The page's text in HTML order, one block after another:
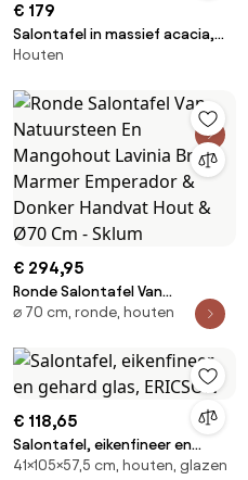
€ 179
Salontafel in massief acacia,
hoogte 31 cm, Oreus
Houten
€ 294,95
Ronde Salontafel Van
Natuursteen En Mangohout
& Donker Handvat Hout & Ø70
Cm - Sklum
⌀ 70 cm, ronde, houten
€ 118,65
Salontafel, eikenfineer en
gehard glas, ERICSON
41×105×57,5 cm, houten, glazen